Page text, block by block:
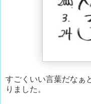
すごくいい言葉だな
りました。